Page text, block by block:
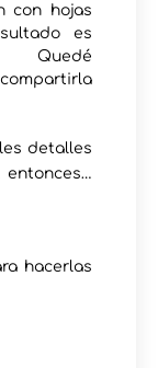
con hojas
es
Quedé
detalles
entonces…
hacerlas